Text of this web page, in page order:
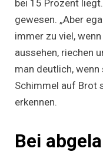
bei 15 Prozent
gewesen. „Aber
immer zu viel,
aussehen, riechen
man deutlich,
Schimmel auf Brot
erkennen.
Bei